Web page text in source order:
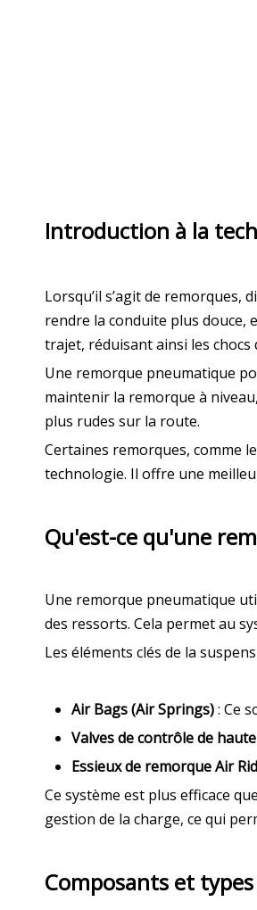
Introduction à la
Lorsqu’il s’agit de
rendre la conduite plus douce,
trajet, réduisant ainsi les
Une remorque pneumatique
maintenir la remorque à
plus rudes sur la route.
Certaines remorques, comme
technologie. Il offre une
Qu'est-ce qu'une
Une remorque pneumatique
des ressorts. Cela permet au
Les éléments clés de la
Air Bags (Air Springs): Ce
Valves de contrôle de
Essieux de remorque Air
Ce système est plus efficace
gestion de la charge, ce qui
Composants et